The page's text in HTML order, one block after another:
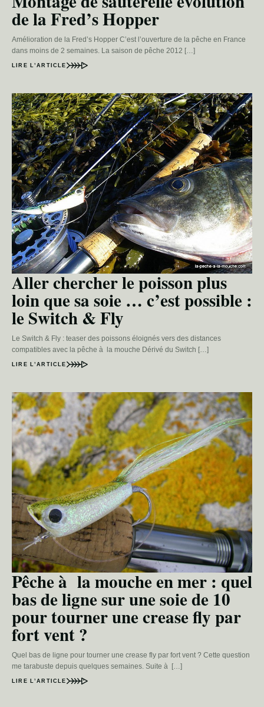
de la Fred’s Hopper
Amélioration de la Fred’s Hopper C’est l’ouverture de la pêche en France
dans moins de 2 semaines. La saison de pêche 2012 […]
LIRE L’ARTICLE
Aller chercher le poisson plus
loin que sa soie … c’est possible :
le Switch & Fly
Le Switch & Fly : teaser des poissons éloignés vers des distances
compatibles avec la pêche à la mouche Dérivé du Switch […]
LIRE L’ARTICLE
Pêche à la mouche en mer : quel
bas de ligne sur une soie de 10
pour tourner une crease fly par
fort vent ?
Quel bas de ligne pour tourner une crease fly par fort vent ? Cette question
me tarabuste depuis quelques semaines. Suite à […]
LIRE L’ARTICLE